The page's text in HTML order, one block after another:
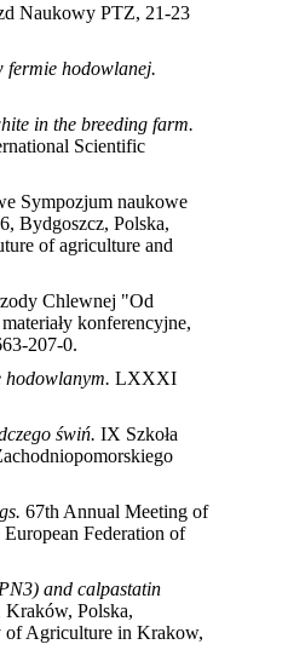
Naukowy PTZ, 21-23
fermie hodowlanej.
in the breeding farm.
Scientific
Sympozjum naukowe
Bydgoszcz, Polska,
of agriculture and
Chlewnej "Od
konferencyjne,
207-0.
hodowlanym. LXXXI
świń. IX Szkoła
67th Annual Meeting of
Federation of
and calpastatin
Kraków, Polska,
of Agriculture in Krakow,